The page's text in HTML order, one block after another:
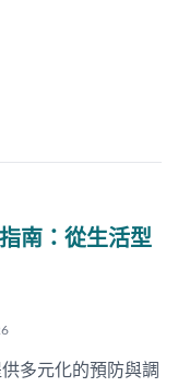
南：從生活型
多元化的預防與調